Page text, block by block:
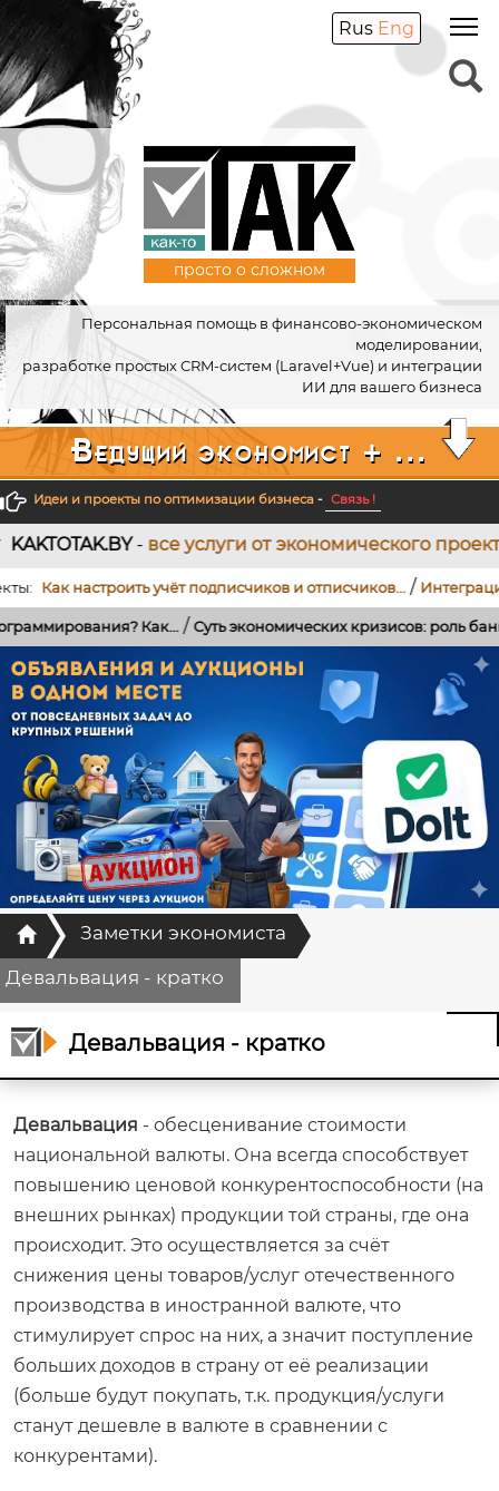
просто о сложном
Ведущий экономист + ...
Персональная помощь в финансово-экономическом
моделировании,
разработке простых CRM-систем (Laravel+Vue) и интеграции
ИИ для вашего бизнеса
Rus Eng
Идеи и проекты по оптимизации бизнеса - Связь !
услуги от экономического проектирования до
учёт подписчиков и отписчиков.../Интеграция
Как.../Суть экономических кризисов: роль банков, кредитов...
ГлавнаяЗаметки экономиста
Девальвация - кратко
Девальвация - кратко
Девальвация - обесценивание стоимости
национальной валюты. Она всегда способствует
повышению ценовой конкурентоспособности (на
внешних рынках) продукции той страны, где она
происходит. Это осуществляется за счёт
снижения цены товаров/услуг отечественного
производства в иностранной валюте, что
стимулирует спрос на них, а значит поступление
больших доходов в страну от её реализации
(больше будут покупать, т.к. продукция/услуги
станут дешевле в валюте в сравнении с
конкурентами).